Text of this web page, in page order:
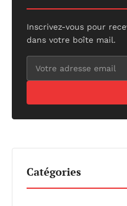
Inscrivez-vous pour
dans votre boîte mail.
Catégories